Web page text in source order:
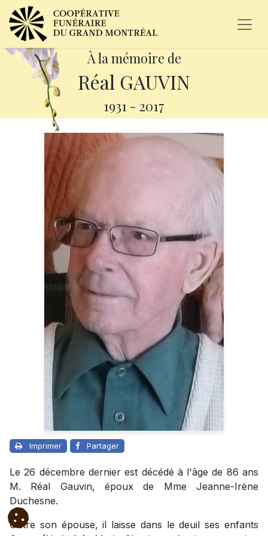
À la mémoire de
Réal GAUVIN
1931 - 2017
Imprimer Partager
Le 26 décembre dernier est décédé à l'âge de 86 ans
M. Réal Gauvin, époux de Mme Jeanne-Irène
Duchesne.
Outre son épouse, il laisse dans le deuil ses enfants